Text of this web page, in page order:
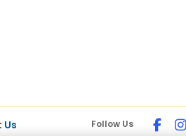
Follow Us